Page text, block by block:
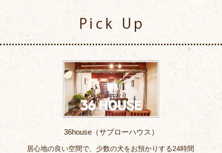
36house（サブローハウス）
居心地の良い空間で、少数の犬をお預かりする24時間